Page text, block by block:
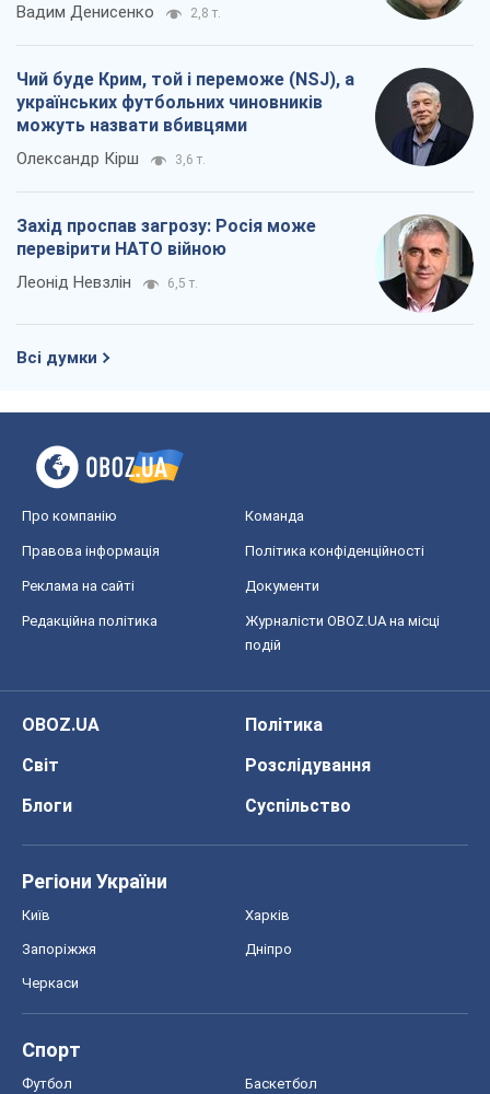
Вадим Денисенко 2,8 т.
Чий буде Крим, той і переможе (NSJ), а
українських футбольних чиновників
можуть назвати вбивцями
Олександр Кірш 3,6 т.
Захід проспав загрозу: Росія може
перевірити НАТО війною
Леонід Невзлін 6,5 т.
Всі думки
Про компанію Команда
Правова інформація Політика конфіденційності
Реклама на сайті Документи
Редакційна політика
Журналісти OBOZ.UA на місці
подій
OBOZ.UA
Політика
Світ
Розслідування
Блоги
Суспільство
Регіони України
Київ Харків
Запоріжжя Дніпро
Черкаси
Спорт
Футбол Баскетбол